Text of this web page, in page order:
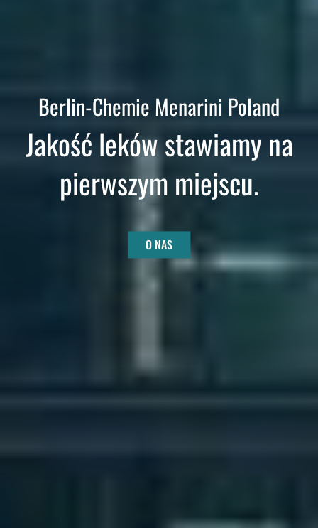
Berlin-Chemie Menarini Poland
Jakość leków stawiamy na
pierwszym miejscu.
O NAS